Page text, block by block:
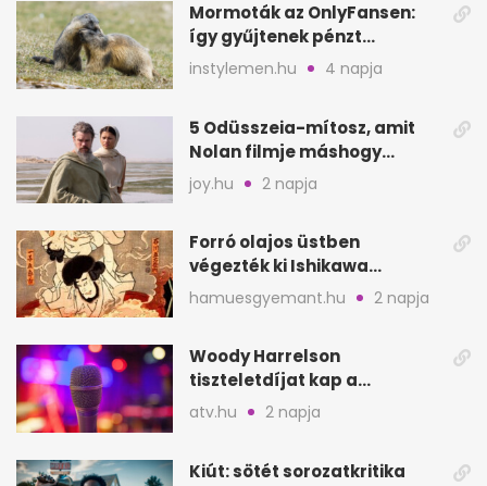
Mormoták az OnlyFansen:
így gyűjtenek pénzt
amerikai kutatók
instylemen.hu 4 napja
5 Odüsszeia-mítosz, amit
Nolan filmje máshogy
mutat, mint Homérosz
joy.hu 2 napja
Forró olajos üstben
végezték ki Ishikawa
Goemont, Japán Robin
Hoodját
hamuesgyemant.hu 2 napja
Woody Harrelson
tiszteletdíjat kap a
Szarajevói Filmfesztiválon
atv.hu 2 napja
Kiút: sötét sorozatkritika